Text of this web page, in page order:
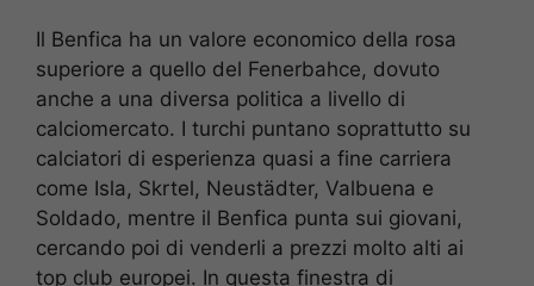
Il Benfica ha un valore economico della rosa
superiore a quello del Fenerbahce, dovuto
anche a una diversa politica a livello di
calciomercato. I turchi puntano soprattutto su
calciatori di esperienza quasi a fine carriera
come Isla, Skrtel, Neustädter, Valbuena e
Soldado, mentre il Benfica punta sui giovani,
cercando poi di venderli a prezzi molto alti ai
top club europei. In questa finestra di